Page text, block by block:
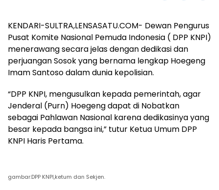
KENDARI-SULTRA,LENSASATU.COM- Dewan Pengurus
Pusat Komite Nasional Pemuda Indonesia ( DPP KNPI)
menerawang secara jelas dengan dedikasi dan
perjuangan Sosok yang bernama lengkap Hoegeng
Imam Santoso dalam dunia kepolisian.
“DPP KNPI, mengusulkan kepada pemerintah, agar
Jenderal (Purn) Hoegeng dapat di Nobatkan
sebagai Pahlawan Nasional karena dedikasinya yang
besar kepada bangsa ini,” tutur Ketua Umum DPP
KNPI Haris Pertama.
gambar:DPP KNPI,ketum dan Sekjen.